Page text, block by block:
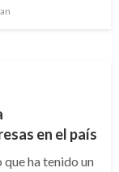
en el país
ha tenido un